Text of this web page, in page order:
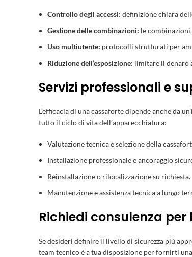
Controllo degli accessi: definizione chiara
Gestione delle combinazioni: le
Uso multiutente: protocolli strutturati per
Riduzione dell’esposizione: limitare il denaro
Servizi professionali e
L’efficacia di una cassaforte dipende anche da
tutto il ciclo di vita dell’apparecchiatura:
Valutazione tecnica e selezione della
Installazione professionale e ancoraggio
Reinstallazione o rilocalizzazione su richiesta.
Manutenzione e assistenza tecnica a lungo
Richiedi consulenza
Se desideri definire il livello di sicurezza più
team tecnico è a tua disposizione per fornirti